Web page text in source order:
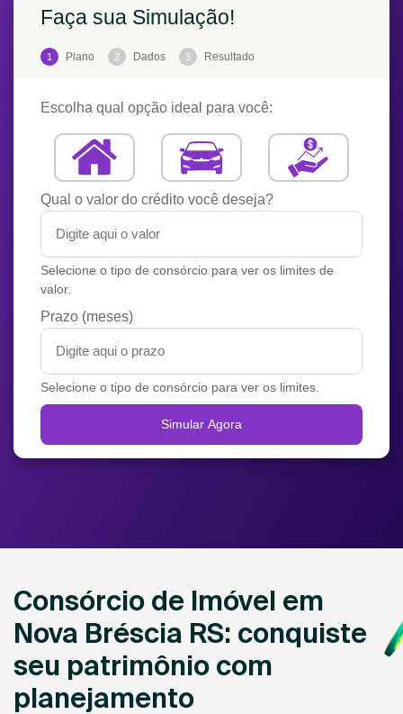
Faça sua Simulação!
1 Plano 2 Dados 3 Resultado
Escolha qual opção ideal para você:
Qual o valor do crédito você deseja?
Selecione o tipo de consórcio para ver os limites de
valor.
Prazo (meses)
Selecione o tipo de consórcio para ver os limites.
Simular Agora
Consórcio de Imóvel em
Nova Bréscia RS: conquiste
seu patrimônio com
planejamento